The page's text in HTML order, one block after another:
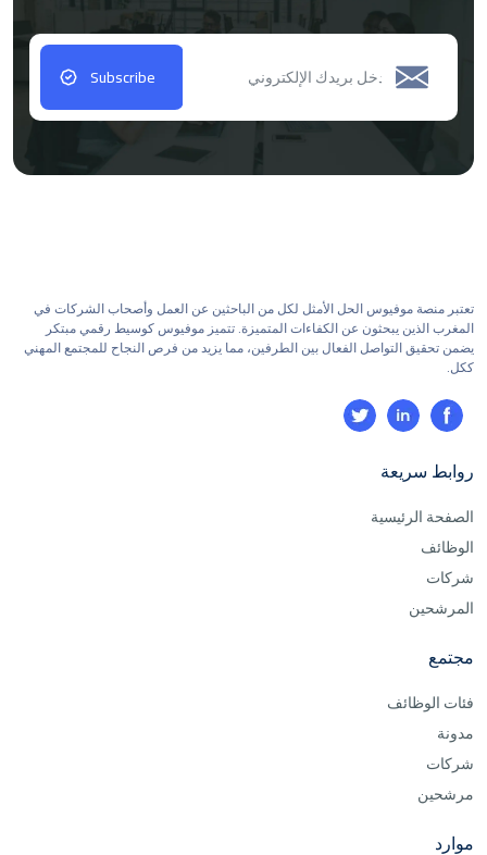
Subscribe
تعتبر منصة موفيوس الحل الأمثل لكل من الباحثين عن العمل وأصحاب الشركات في
المغرب الذين يبحثون عن الكفاءات المتميزة. تتميز موفيوس كوسيط رقمي مبتكر
يضمن تحقيق التواصل الفعال بين الطرفين، مما يزيد من فرص النجاح للمجتمع المهني
ككل.
روابط سريعة
الصفحة الرئيسية
الوظائف
شركات
المرشحين
مجتمع
فئات الوظائف
مدونة
شركات
مرشحين
موارد